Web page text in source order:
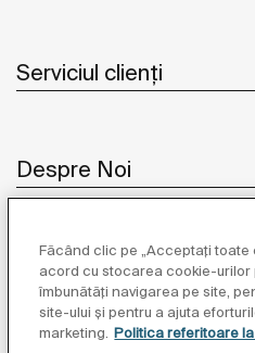
Serviciul clienți
Despre Noi
Inspirație
Unde să
Făcând clic pe „Acceptați toate
acord cu stocarea cookie-urilor
îmbunătăți navigarea pe site,
site-ului și pentru a ajuta
marketing. Politica referitoare